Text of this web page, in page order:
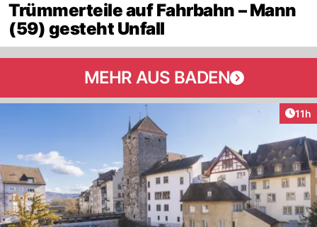
Trümmerteile auf Fahrbahn – Mann
(59) gesteht Unfall
MEHR AUS BADEN
11h